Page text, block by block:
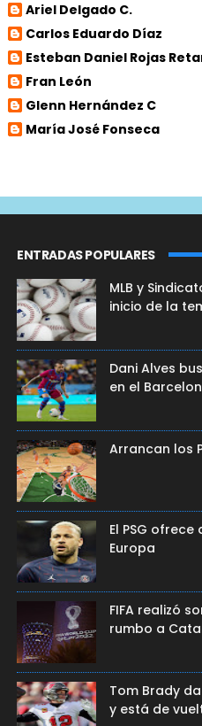
Ariel Delgado C.
Carlos Eduardo Díaz
Esteban Daniel Rojas
Fran León
Glenn Hernández C
María José Fonseca
ENTRADAS POPULARES
MLB y
inicio de la
Dani Alves
en el
Arrancan los
El PSG
Europa
FIFA realizó
rumbo a
Tom Brady
y está de